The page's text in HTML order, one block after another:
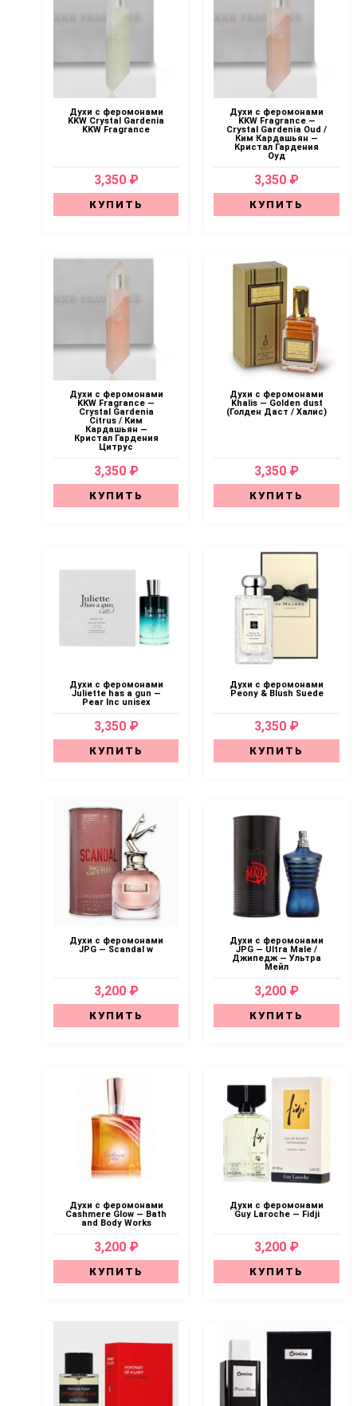
Духи с феромонами
KKW Crystal Gardenia
KKW Fragrance
3,350 ₽
КУПИТЬ
Духи с феромонами
KKW Fragrance —
Crystal Gardenia Oud /
Ким Кардашьян —
Кристал Гардения
Оуд
3,350 ₽
КУПИТЬ
Духи с феромонами
KKW Fragrance —
Crystal Gardenia
Citrus / Ким
Кардашьян —
Кристал Гардения
Цитрус
3,350 ₽
КУПИТЬ
Духи с феромонами
Khalis — Golden dust
(Голден Даст / Халис)
3,350 ₽
КУПИТЬ
Духи с феромонами
Juliette has a gun —
Pear Inc unisex
3,350 ₽
КУПИТЬ
Духи с феромонами
Peony & Blush Suede
3,350 ₽
КУПИТЬ
Духи с феромонами
JPG — Scandal w
3,200 ₽
КУПИТЬ
Духи с феромонами
JPG — Ultra Male /
Джипедж — Ультра
Мейл
3,200 ₽
КУПИТЬ
Духи с феромонами
Cashmere Glow — Bath
and Body Works
3,200 ₽
КУПИТЬ
Духи с феромонами
Guy Laroche — Fidji
3,200 ₽
КУПИТЬ